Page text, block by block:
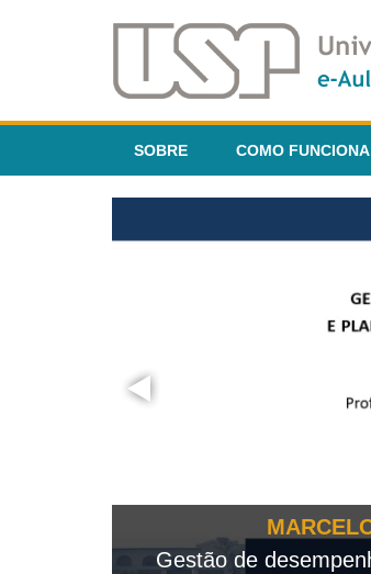
SOBRE COMO FUNCIONA
Gestão de